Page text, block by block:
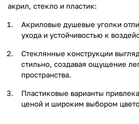
акрил, стекло и пластик:
Акриловые душевые уголки
ухода и устойчивостью к
Стеклянные конструкции
стильно, создавая ощущение
пространства.
Пластиковые варианты
ценой и широким выбором